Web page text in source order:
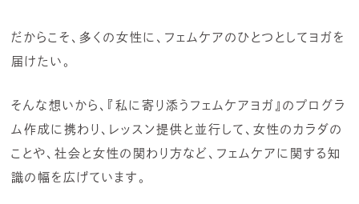
だからこそ、多くの女性に、フェムケアのひとつとしてヨガを
届けたい。
そんな想いから、『私に寄り添うフェムケアヨガ』のプログラ
ム作成に携わり、レッスン提供と並行して、女性のカラダの
ことや、社会と女性の関わり方など、フェムケアに関する知
識の幅を広げています。